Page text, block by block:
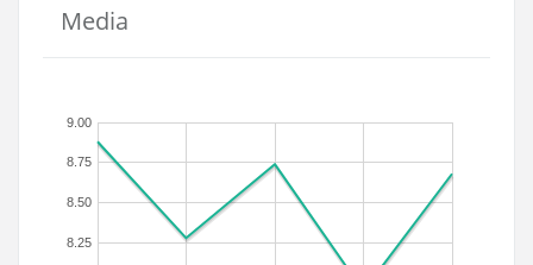
Media
8.25
8.50
8.75
9.00